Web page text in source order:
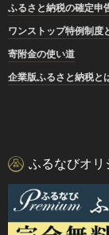
ふるさと納税の確定申
ワンストップ特例制度
寄附金の使い道
企業版ふるさと納税と
ふるなびオリ